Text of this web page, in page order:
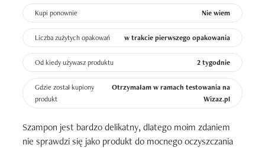
Kupi ponownie Nie wiem
Liczba zużytych opakowań w trakcie pierwszego opakowania
Od kiedy używasz produktu 2 tygodnie
Gdzie został kupiony
produkt
Otrzymałam w ramach testowania na
Wizaz.pl
Szampon jest bardzo delikatny, dlatego moim zdaniem
nie sprawdzi się jako produkt do mocnego oczyszczania